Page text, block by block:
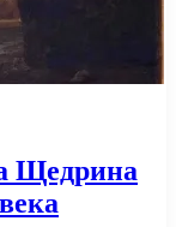
Щедрина